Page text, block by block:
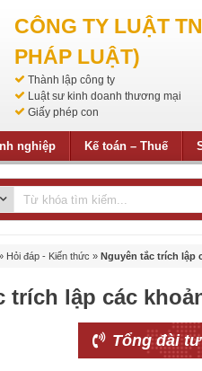
CÔNG TY LUẬT
PHÁP LUẬT)
Thành lập công ty
Luật sư kinh doanh thương mại
Giấy phép con
nghiệp Kế toán – Thuế
Hỏi đáp - Kiến thức » Nguyên tắc trích lập
trích lập các
Tổng đài